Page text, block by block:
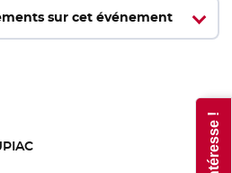
sur cet événement